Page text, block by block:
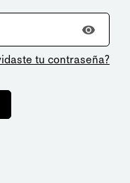
tu contraseña?